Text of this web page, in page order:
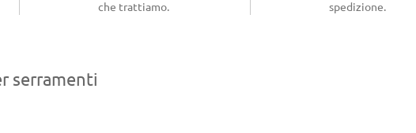
che trattiamo.
spedizione.
serramenti